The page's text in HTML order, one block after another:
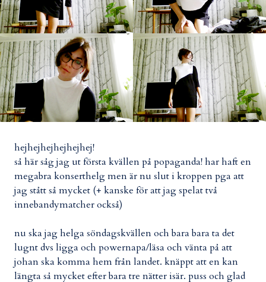
hejhejhejhejhejhej!
så här såg jag ut första kvällen på popaganda! har haft en
megabra konserthelg men är nu slut i kroppen pga att
jag stått så mycket (+ kanske för att jag spelat två
innebandymatcher också)
nu ska jag helga söndagskvällen och bara bara ta det
lugnt dvs ligga och powernapa/läsa och vänta på att
johan ska komma hem från landet. knäppt att en kan
längta så mycket efter bara tre nätter isär. puss och glad